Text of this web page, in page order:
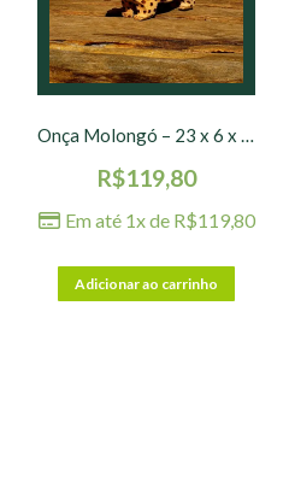
Onça Molongó – 23 x 6 x 7 cm
R$119,80
Em até 1x de R$119,80
Adicionar ao carrinho